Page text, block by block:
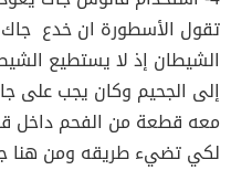
تقول الأسطورة ان خدع
الشيطان إذ لا يستطيع
إلى الجحيم وكان يجب على
معه قطعة من الفحم داخل
لكي تضيء طريقه ومن هنا